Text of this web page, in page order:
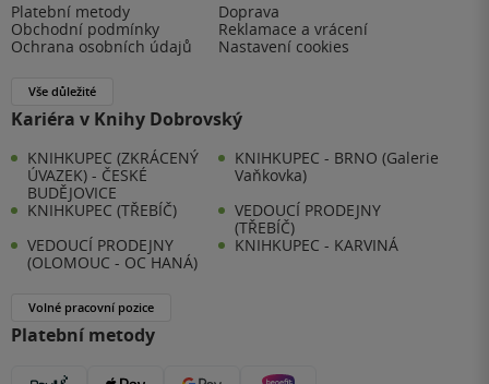
Platební metody
Doprava
Obchodní podmínky
Reklamace a vrácení
Ochrana osobních údajů
Nastavení cookies
Vše důležité
Kariéra v Knihy Dobrovský
KNIHKUPEC (ZKRÁCENÝ
ÚVAZEK) - ČESKÉ
BUDĚJOVICE
KNIHKUPEC - BRNO (Galerie
Vaňkovka)
KNIHKUPEC (TŘEBÍČ)
VEDOUCÍ PRODEJNY
(TŘEBÍČ)
VEDOUCÍ PRODEJNY
(OLOMOUC - OC HANÁ)
KNIHKUPEC - KARVINÁ
Volné pracovní pozice
Platební metody